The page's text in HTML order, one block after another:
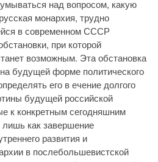
над вопросом, какую
монархия, трудно
в современном СССР
при которой
возможным. Эта обстановка
будущей форме политического
его в ечение долгого
будущей российской
к конкретным сегодняшним
как завершение
развития и
в послебольшевистской